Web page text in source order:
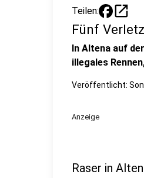
Teilen: open_in_new
Fünf
In Altena auf
illegales
Veröffentlicht:
Anzeige
Raser in